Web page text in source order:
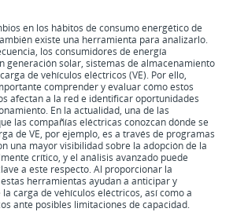
en los hábitos de consumo energético de
existe una herramienta para analizarlo.
los consumidores de energía
generación solar, sistemas de almacenamiento
de vehículos eléctricos (VE). Por ello,
comprender y evaluar cómo estos
afectan a la red e identificar oportunidades
En la actualidad, una de las
las compañías eléctricas conozcan dónde se
de VE, por ejemplo, es a través de programas
una mayor visibilidad sobre la adopción de la
crítico, y el análisis avanzado puede
a este respecto. Al proporcionar la
herramientas ayudan a anticipar y
carga de vehículos eléctricos, así como a
ante posibles limitaciones de capacidad.